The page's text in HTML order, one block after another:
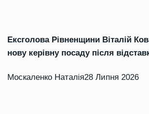
Ексголова Рівненщини Віталій
нову керівну посаду після
Москаленко Наталія28 Липня 2026